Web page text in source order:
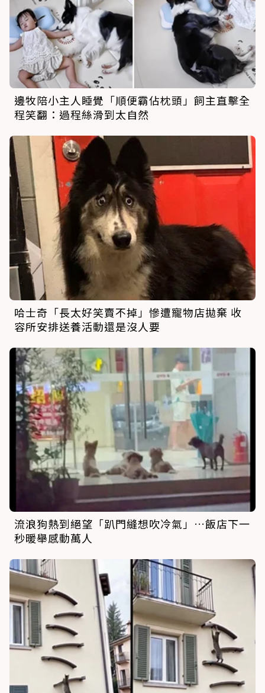
邊牧陪小主人睡覺「順便霸佔枕頭」飼主直擊全
程笑翻：過程絲滑到太自然
哈士奇「長太好笑賣不掉」慘遭寵物店拋棄 收
容所安排送養活動還是沒人要
流浪狗熱到絕望「趴門縫想吹冷氣」…飯店下一
秒暖舉感動萬人